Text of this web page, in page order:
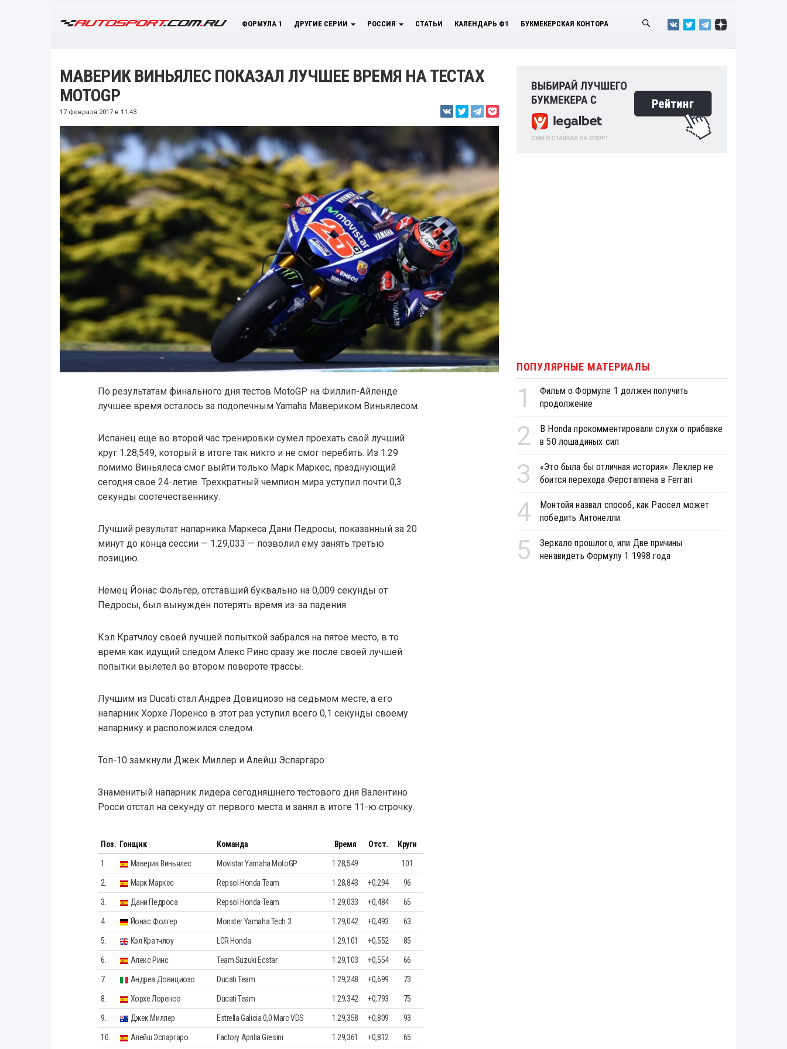
ФОРМУЛА 1 ДРУГИЕ СЕРИИ РОССИЯ СТАТЬИ КАЛЕНДАРЬ Ф1 БУКМЕКЕРСКАЯ КОНТОРА
МАВЕРИК ВИНЬЯЛЕС ПОКАЗАЛ ЛУЧШЕЕ ВРЕМЯ НА ТЕСТАХ
MOTOGP
17 февраля 2017 в 11:43
По результатам финального дня тестов MotoGP на Филлип-Айленде
лучшее время осталось за подопечным Yamaha Мавериком Виньялесом.
Испанец еще во второй час тренировки сумел проехать свой лучший
круг 1.28,549, который в итоге так никто и не смог перебить. Из 1.29
помимо Виньялеса смог выйти только Марк Маркес, празднующий
сегодня свое 24-летие. Трехкратный чемпион мира уступил почти 0,3
секунды соотечественнику.
Лучший результат напарника Маркеса Дани Педросы, показанный за 20
минут до конца сессии — 1.29,033 — позволил ему занять третью
позицию.
Немец Йонас Фольгер, отставший буквально на 0,009 секунды от
Педросы, был вынужден потерять время из-за падения.
Кэл Кратчлоу своей лучшей попыткой забрался на пятое место, в то
время как идущий следом Алекс Ринс сразу же после своей лучшей
попытки вылетел во втором повороте трассы.
Лучшим из Ducati стал Андреа Довициозо на седьмом месте, а его
напарник Хорхе Лоренсо в этот раз уступил всего 0,1 секунды своему
напарнику и расположился следом.
Топ-10 замкнули Джек Миллер и Алейш Эспаргаро.
Знаменитый напарник лидера сегодняшнего тестового дня Валентино
Росси отстал на секунду от первого места и занял в итоге 11-ю строчку.
Поз. Гонщик Команда Время Отст. Круги
1. Маверик Виньялес Movistar Yamaha MotoGP 1.28,549 101
2. Марк Маркес Repsol Honda Team 1.28,843 +0,294 96
3. Дани Педроса Repsol Honda Team 1.29,033 +0,484 65
4. Йонас Фолгер Monster Yamaha Tech 3 1.29,042 +0,493 63
5. Кэл Кратчлоу LCR Honda 1.29,101 +0,552 85
6. Алекс Ринс Team Suzuki Ecstar 1.29,103 +0,554 66
7. Андреа Довициозо Ducati Team 1.29,248 +0,699 73
8. Хорхе Лоренсо Ducati Team 1.29,342 +0,793 75
9. Джек Миллер Estrella Galicia 0,0 Marc VDS 1.29,358 +0,809 93
10. Алейш Эспаргаро Factory Aprilia Gresini 1.29,361 +0,812 65
ПОПУЛЯРНЫЕ МАТЕРИАЛЫ
1
Фильм о Формуле 1 должен получить
продолжение
2
В Honda прокомментировали слухи о прибавке
в 50 лошадиных сил
3
«Это была бы отличная история». Леклер не
боится перехода Ферстаппена в Ferrari
4
Монтойя назвал способ, как Рассел может
победить Антонелли
5
Зеркало прошлого, или Две причины
ненавидеть Формулу 1 1998 года